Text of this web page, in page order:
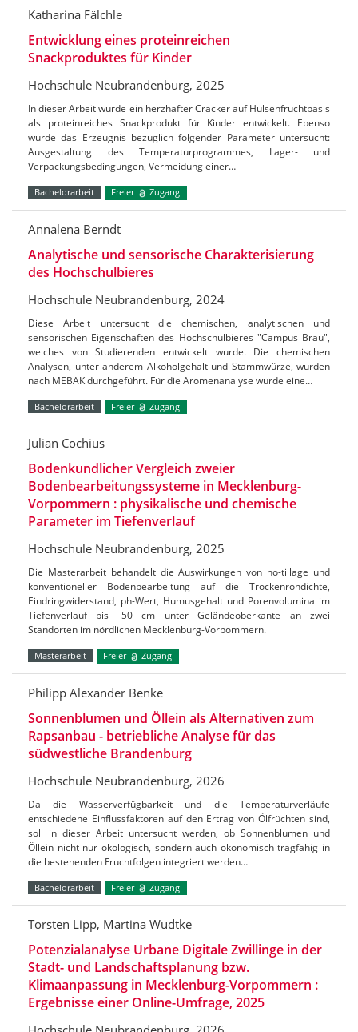
Katharina Fälchle
Entwicklung eines proteinreichen
Snackproduktes für Kinder
Hochschule Neubrandenburg, 2025
In dieser Arbeit wurde ein herzhafter Cracker auf Hülsenfruchtbasis
als proteinreiches Snackprodukt für Kinder entwickelt. Ebenso
wurde das Erzeugnis bezüglich folgender Parameter untersucht:
Ausgestaltung des Temperaturprogrammes, Lager- und
Verpackungsbedingungen, Vermeidung einer…
Bachelorarbeit Freier Zugang
Annalena Berndt
Analytische und sensorische Charakterisierung
des Hochschulbieres
Hochschule Neubrandenburg, 2024
Diese Arbeit untersucht die chemischen, analytischen und
sensorischen Eigenschaften des Hochschulbieres "Campus Bräu",
welches von Studierenden entwickelt wurde. Die chemischen
Analysen, unter anderem Alkoholgehalt und Stammwürze, wurden
nach MEBAK durchgeführt. Für die Aromenanalyse wurde eine…
Bachelorarbeit Freier Zugang
Julian Cochius
Bodenkundlicher Vergleich zweier
Bodenbearbeitungssysteme in Mecklenburg-
Vorpommern : physikalische und chemische
Parameter im Tiefenverlauf
Hochschule Neubrandenburg, 2025
Die Masterarbeit behandelt die Auswirkungen von no-tillage und
konventioneller Bodenbearbeitung auf die Trockenrohdichte,
Eindringwiderstand, ph-Wert, Humusgehalt und Porenvolumina im
Tiefenverlauf bis -50 cm unter Geländeoberkante an zwei
Standorten im nördlichen Mecklenburg-Vorpommern.
Masterarbeit Freier Zugang
Philipp Alexander Benke
Sonnenblumen und Öllein als Alternativen zum
Rapsanbau - betriebliche Analyse für das
südwestliche Brandenburg
Hochschule Neubrandenburg, 2026
Da die Wasserverfügbarkeit und die Temperaturverläufe
entschiedene Einflussfaktoren auf den Ertrag von Ölfrüchten sind,
soll in dieser Arbeit untersucht werden, ob Sonnenblumen und
Öllein nicht nur ökologisch, sondern auch ökonomisch tragfähig in
die bestehenden Fruchtfolgen integriert werden…
Bachelorarbeit Freier Zugang
Torsten Lipp, Martina Wudtke
Potenzialanalyse Urbane Digitale Zwillinge in der
Stadt- und Landschaftsplanung bzw.
Klimaanpassung in Mecklenburg-Vorpommern :
Ergebnisse einer Online-Umfrage, 2025